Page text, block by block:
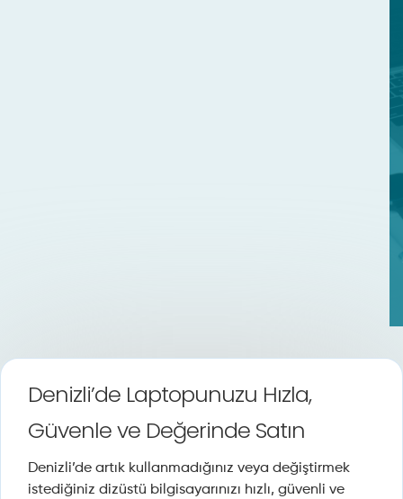
Denizli’de Laptopunuzu Hızla,
Güvenle ve Değerinde Satın
Denizli’de artık kullanmadığınız veya değiştirmek
istediğiniz dizüstü bilgisayarınızı hızlı, güvenli ve